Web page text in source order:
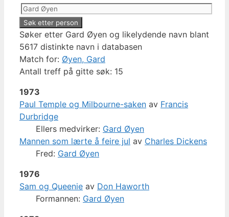
Søker etter Gard Øyen og likelydende navn blant
5617 distinkte navn i databasen
Match for: Øyen, Gard
Antall treff på gitte søk: 15
1973
Paul Temple og Milbourne-saken av Francis
Durbridge
Ellers medvirker: Gard Øyen
Mannen som lærte å feire jul av Charles Dickens
Fred: Gard Øyen
1976
Sam og Queenie av Don Haworth
Formannen: Gard Øyen